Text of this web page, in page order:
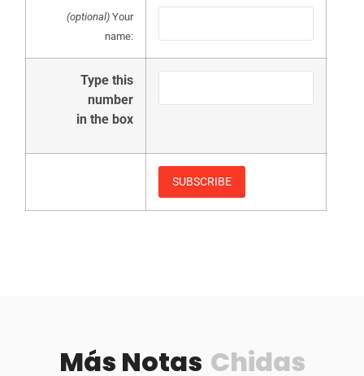
(optional) Your
name:
Type this
number
in the box
Más Notas Chidas